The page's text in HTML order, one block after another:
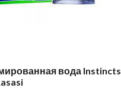
вода Instincts